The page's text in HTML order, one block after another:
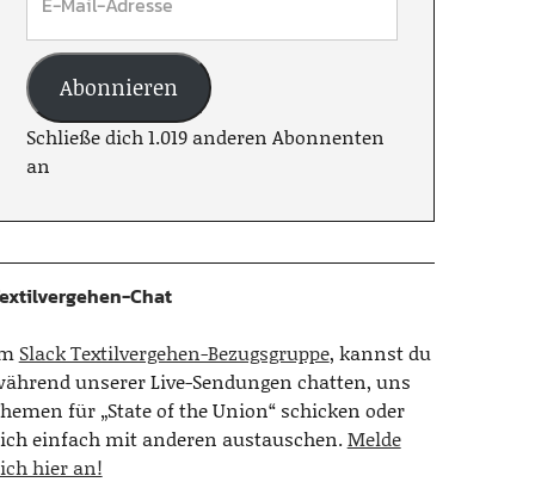
Abonnieren
Schließe dich 1.019 anderen Abonnenten
an
Chat
Slack Textilvergehen-Bezugsgruppe, kannst du
unserer Live-Sendungen chatten, uns
für „State of the Union“ schicken oder
einfach mit anderen austauschen.Melde
hier an!